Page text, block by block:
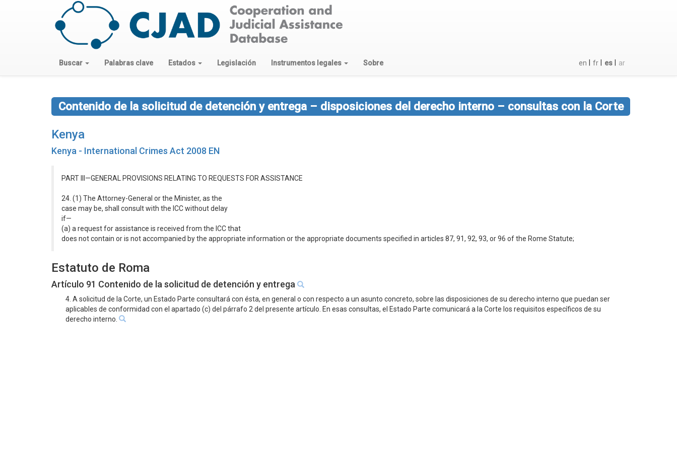
Buscar Palabras clave Estados Legislación Instrumentos legales Sobre en fr es ar
Contenido de la solicitud de detención y entrega – disposiciones del derecho interno – consultas con la Corte
Kenya
Kenya - International Crimes Act 2008 EN
PART III—GENERAL PROVISIONS RELATING TO REQUESTS FOR ASSISTANCE
24. (1) The Attorney-General or the Minister, as the
case may be, shall consult with the ICC without delay
if—
(a) a request for assistance is received from the ICC that
does not contain or is not accompanied by the appropriate information or the appropriate documents specified in articles 87, 91, 92, 93, or 96 of the Rome Statute;
Estatuto de Roma
Artículo 91 Contenido de la solicitud de detención y entrega
4. A solicitud de la Corte, un Estado Parte consultará con ésta, en general o con respecto a un asunto concreto, sobre las disposiciones de su derecho interno que puedan ser
aplicables de conformidad con el apartado (c) del párrafo 2 del presente artículo. En esas consultas, el Estado Parte comunicará a la Corte los requisitos específicos de su
derecho interno.